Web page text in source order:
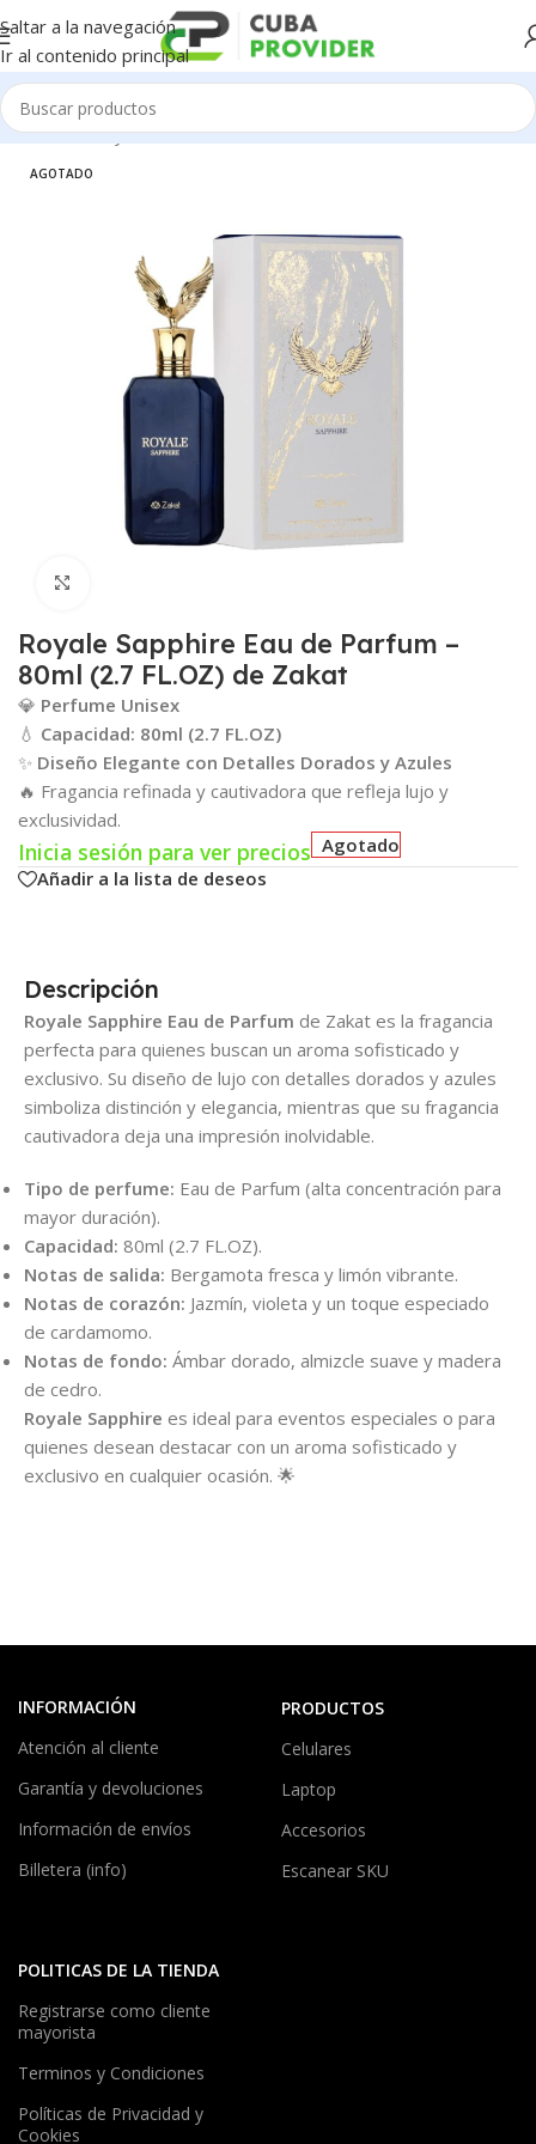
Saltar a la navegación
Ir al contenido principal
Inicio/Salud y Cuidado Personal/Perfumeria
AGOTADO
Royale Sapphire Eau de Parfum –
80ml (2.7 FL.OZ) de Zakat
💎 Perfume Unisex
💧 Capacidad: 80ml (2.7 FL.OZ)
✨ Diseño Elegante con Detalles Dorados y Azules
🔥 Fragancia refinada y cautivadora que refleja lujo y
exclusividad.
Inicia sesión para ver precios Agotado
Añadir a la lista de deseos
Descripción
Royale Sapphire Eau de Parfum de Zakat es la fragancia
perfecta para quienes buscan un aroma sofisticado y
exclusivo. Su diseño de lujo con detalles dorados y azules
simboliza distinción y elegancia, mientras que su fragancia
cautivadora deja una impresión inolvidable.
Tipo de perfume: Eau de Parfum (alta concentración para
mayor duración).
Capacidad: 80ml (2.7 FL.OZ).
Notas de salida: Bergamota fresca y limón vibrante.
Notas de corazón: Jazmín, violeta y un toque especiado
de cardamomo.
Notas de fondo: Ámbar dorado, almizcle suave y madera
de cedro.
Royale Sapphire es ideal para eventos especiales o para
quienes desean destacar con un aroma sofisticado y
exclusivo en cualquier ocasión. 🌟
INFORMACIÓN
Atención al cliente
Garantía y devoluciones
Información de envíos
Billetera (info)
PRODUCTOS
Celulares
Laptop
Accesorios
Escanear SKU
POLITICAS DE LA TIENDA
Registrarse como cliente
mayorista
Terminos y Condiciones
Políticas de Privacidad y
Cookies